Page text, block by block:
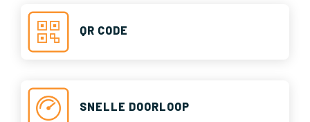
QR CODE
SNELLE DOORLOOP